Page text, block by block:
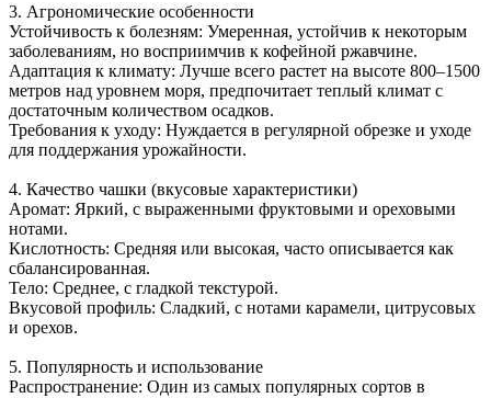
3. Агрономические особенности
Устойчивость к болезням: Умеренная, устойчив к некоторым
заболеваниям, но восприимчив к кофейной ржавчине.
Адаптация к климату: Лучше всего растет на высоте 800–1500
метров над уровнем моря, предпочитает теплый климат с
достаточным количеством осадков.
Требования к уходу: Нуждается в регулярной обрезке и уходе
для поддержания урожайности.
4. Качество чашки (вкусовые характеристики)
Аромат: Яркий, с выраженными фруктовыми и ореховыми
нотами.
Кислотность: Средняя или высокая, часто описывается как
сбалансированная.
Тело: Среднее, с гладкой текстурой.
Вкусовой профиль: Сладкий, с нотами карамели, цитрусовых
и орехов.
5. Популярность и использование
Распространение: Один из самых популярных сортов в